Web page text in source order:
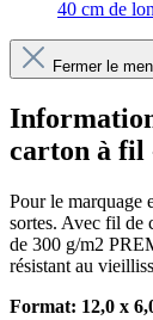
40 cm de
Fermer le
carton à fil
Pour le marquage
sortes. Avec fil de
de 300 g/m2
résistant au
Format: 12,0 x